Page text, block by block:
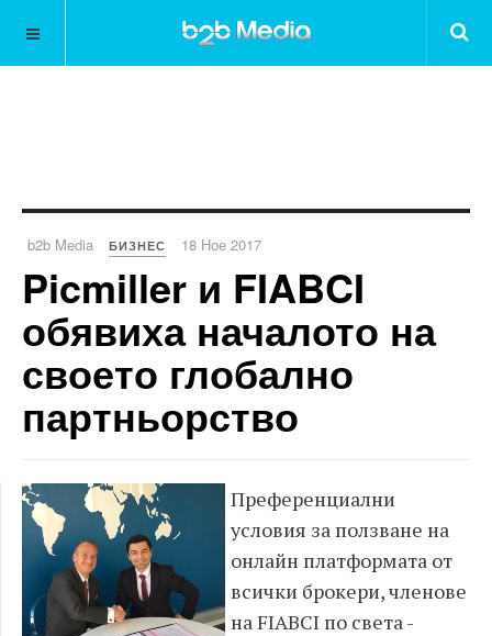
b2b Media БИЗНЕС 18 Ное 2017
Picmiller и FIABCI
обявиха началото на
своето глобално
партньорство
Преференциални
условия за ползване на
онлайн платформата от
всички брокери, членове
на FIABCI по света -